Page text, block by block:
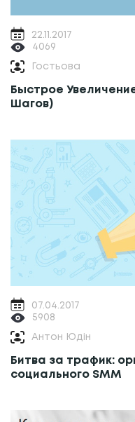
22.11.2017
4069
Гостьова
Быстрое
Шагов)
07.04.2017
5908
Антон Юдін
Битва за трафик:
социального SMM